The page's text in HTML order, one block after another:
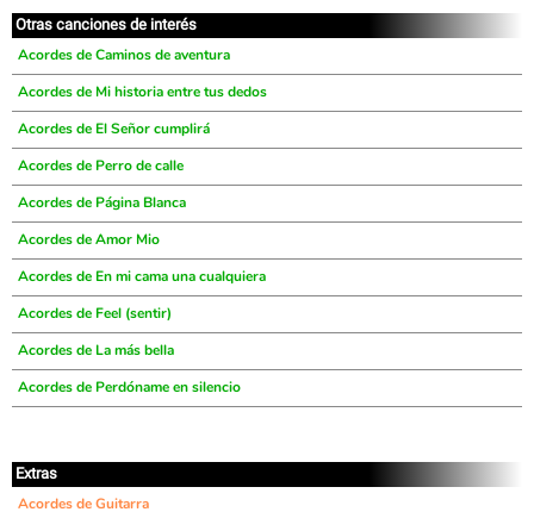
Otras canciones de interés
Acordes de Caminos de aventura
Acordes de Mi historia entre tus dedos
Acordes de El Señor cumplirá
Acordes de Perro de calle
Acordes de Página Blanca
Acordes de Amor Mio
Acordes de En mi cama una cualquiera
Acordes de Feel (sentir)
Acordes de La más bella
Acordes de Perdóname en silencio
Extras
Acordes de Guitarra